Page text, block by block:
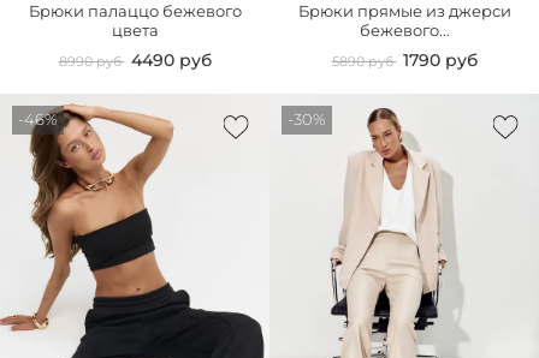
Брюки палаццо бежевого
цвета
8990 руб 4490 руб
Брюки прямые из джерси
бежевого...
5890 руб 1790 руб
-46% -30%